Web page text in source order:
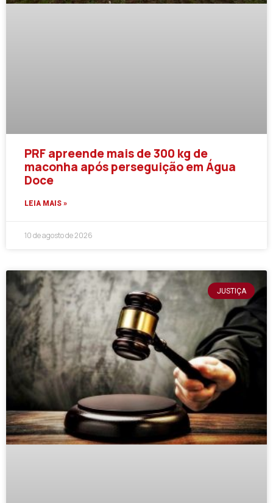
PRF apreende mais de 300 kg de
maconha após perseguição em Água
Doce
LEIA MAIS »
10 de agosto de 2026
JUSTIÇA